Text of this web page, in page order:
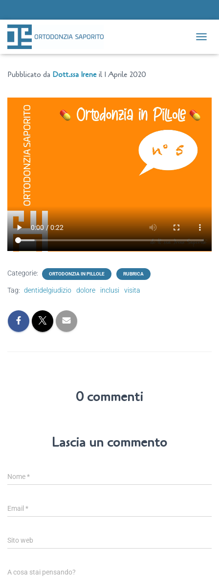
Pubblicato da Dott.ssa Irene il 1 Aprile 2020
Categorie: ORTODONZIA IN PILLOLE RUBRICA
Tag: dentidelgiudizio dolore inclusi visita
0 commenti
Lascia un commento
Nome*
Email *
Sito web
A cosa stai pensando?